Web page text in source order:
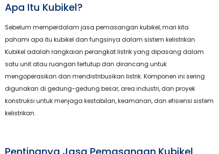
Apa Itu Kubikel?
Sebelum memperdalam jasa pemasangan kubikel, mari kita
pahami apa itu kubikel dan fungsinya dalam sistem kelistrikan.
Kubikel adalah rangkaian perangkat listrik yang dipasang dalam
satu unit atau ruangan tertutup dan dirancang untuk
mengoperasikan dan mendistribusikan listrik. Komponen ini sering
digunakan di gedung-gedung besar, area industri, dan proyek
konstruksi untuk menjaga kestabilan, keamanan, dan efisiensi sistem
kelistrikan.